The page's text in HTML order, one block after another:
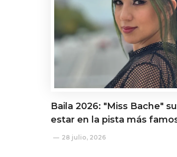
Baila 2026: "Miss Bache"
estar en la pista más
28 julio, 2026